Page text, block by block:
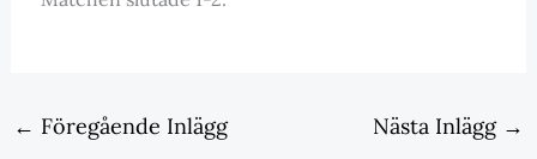
← Föregående Inlägg Nästa Inlägg →